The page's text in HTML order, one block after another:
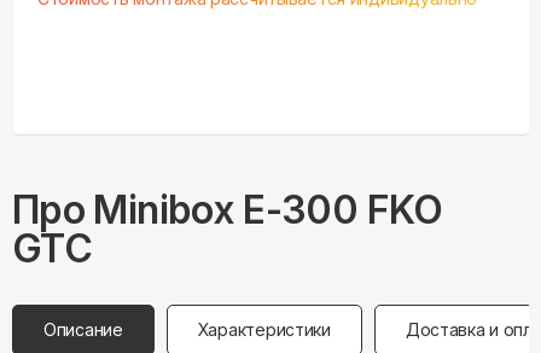
Про Minibox E-300 FKO
GTC
Описание Характеристики Доставка и